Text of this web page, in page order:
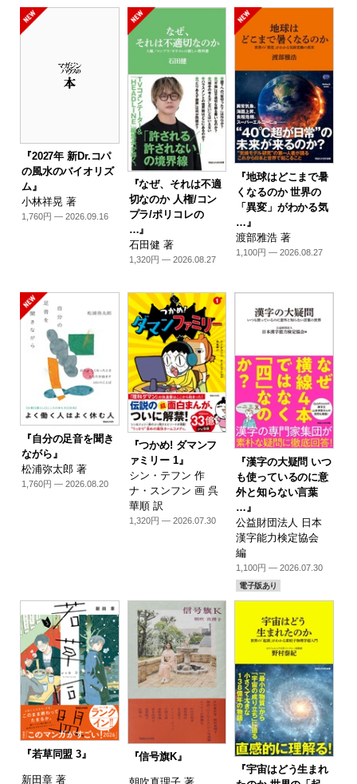
『2027年 新Dr.コパ
の風水のバイオリズ
ム』
小林祥晃 著
1,760円 — 2026.09.16
『なぜ、それは不適
切なのか 人権/コン
プラ/ポリコレの
…』
石田健 著
1,320円 — 2026.08.27
『地球はどこまで暑
くなるのか 世界の
「異変」がわかる気
…』
渡部雅浩 著
1,100円 — 2026.08.27
『自分の足音を聞き
ながら』
松浦弥太郎 著
1,760円 — 2026.08.20
『つかめ! ダマンフ
ァミリー 1』
シン・テフン 作
ナ・スンフン 画 呉
華順 訳
1,320円 — 2026.07.30
『漢字の大疑問 いつ
も使っているのに意
外と知らない言葉
…』
公益財団法人 日本
漢字能力検定協会
編
1,100円 — 2026.07.30
電子版あり
『若草同盟 3』
新田章 著
『信号旗K』
『宇宙はどう生まれ